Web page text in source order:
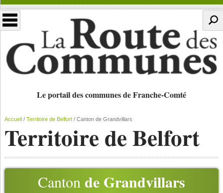
Le portail des communes de Franche-Comté
Territoire de Belfort
Accueil/ Territoire de Belfort/ Canton de Grandvillars
Canton de Grandvillars